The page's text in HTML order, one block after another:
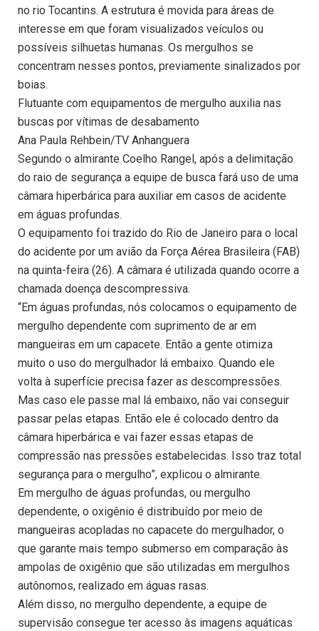
no rio Tocantins. A estrutura é movida para áreas de
interesse em que foram visualizados veículos ou
possíveis silhuetas humanas. Os mergulhos se
concentram nesses pontos, previamente sinalizados por
boias.
Flutuante com equipamentos de mergulho auxilia nas
buscas por vítimas de desabamento
Ana Paula Rehbein/TV Anhanguera
Segundo o almirante Coelho Rangel, após a delimitação
do raio de segurança a equipe de busca fará uso de uma
câmara hiperbárica para auxiliar em casos de acidente
em águas profundas.
O equipamento foi trazido do Rio de Janeiro para o local
do acidente por um avião da Força Aérea Brasileira (FAB)
na quinta-feira (26). A câmara é utilizada quando ocorre a
chamada doença descompressiva.
“Em águas profundas, nós colocamos o equipamento de
mergulho dependente com suprimento de ar em
mangueiras em um capacete. Então a gente otimiza
muito o uso do mergulhador lá embaixo. Quando ele
volta à superfície precisa fazer as descompressões.
Mas caso ele passe mal lá embaixo, não vai conseguir
passar pelas etapas. Então ele é colocado dentro da
câmara hiperbárica e vai fazer essas etapas de
compressão nas pressões estabelecidas. Isso traz total
segurança para o mergulho”, explicou o almirante.
Em mergulho de águas profundas, ou mergulho
dependente, o oxigênio é distribuído por meio de
mangueiras acopladas no capacete do mergulhador, o
que garante mais tempo submerso em comparação às
ampolas de oxigênio que são utilizadas em mergulhos
autônomos, realizado em águas rasas.
Além disso, no mergulho dependente, a equipe de
supervisão consegue ter acesso às imagens aquáticas